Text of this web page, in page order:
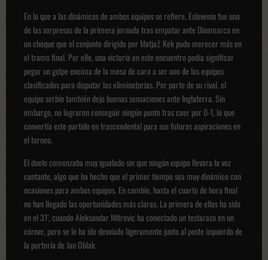
En lo que a las dinámicas de ambos equipos se refiere, Eslovenia fue una
de las sorpresas de la primera jornada tras empatar ante Dinamarca en
un choque que el conjunto dirigido por Matjaž Kek pudo merecer más en
el tramo final. Por ello, una victoria en este encuentro podía significar
pegar un golpe encima de la mesa de cara a ser uno de los equipos
clasificados para disputar las eliminatorias. Por parte de su rival, el
equipo serbio también dejo buenas sensaciones ante Inglaterra. Sin
embargo, no lograron conseguir ningún punto tras caer por 0-1, lo que
convertía este partido en trascendental para sus futuras aspiraciones en
el torneo.
El duelo comenzaba muy igualado sin que ningún equipo llevara la voz
cantante, algo que ha hecho que el primer tiempo sea muy dinámico con
ocasiones para ambos equipos. En cambio, hasta el cuarto de hora final
no han llegado las oportunidades más claras. La primera de ellas ha sido
en el 31’, cuando Aleksandar Mitrovic ha conectado un testarazo en un
córner, pero se le ha ido desviado ligeramente junto al poste izquierdo de
la portería de Jan Oblak.